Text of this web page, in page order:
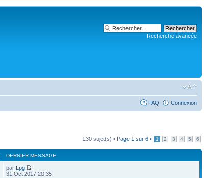
Recherche avancée
FAQ Connexion
130 sujet(s) • Page 1 sur 6 • 1 2 3 4 5 6
DERNIER MESSAGE
par Lpg
31 Oct 2017 20:35